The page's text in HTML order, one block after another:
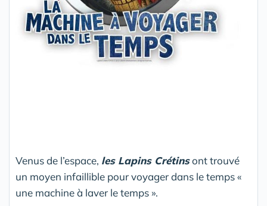
Venus de l’espace, les Lapins Crétinsont trouvé
un moyen infaillible pour voyager dans le temps «
une machine à laver le temps ».